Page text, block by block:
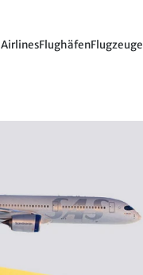
AirlinesFlughäfenFlugzeuge